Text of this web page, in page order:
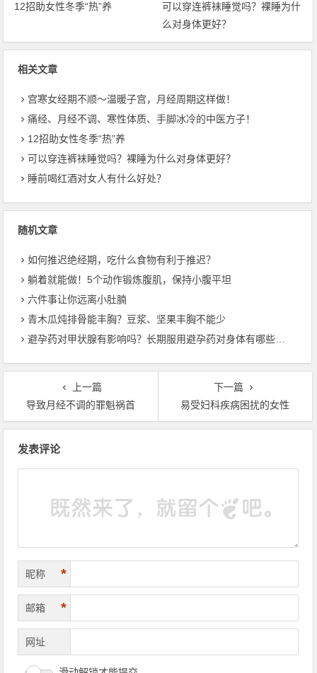
12招助女性冬季“热”养
可以穿连裤袜睡觉吗？裸睡为什
么对身体更好？
相关文章
宫寒女经期不顺～温暖子宫，月经周期这样做！
痛经、月经不调、寒性体质、手脚冰冷的中医方子！
12招助女性冬季“热”养
可以穿连裤袜睡觉吗？裸睡为什么对身体更好？
睡前喝红酒对女人有什么好处？
随机文章
如何推迟绝经期，吃什么食物有利于推迟？
躺着就能做！5个动作锻炼腹肌，保持小腹平坦
六件事让你远离小肚腩
青木瓜炖排骨能丰胸？豆浆、坚果丰胸不能少
避孕药对甲状腺有影响吗？长期服用避孕药对身体有哪些副作用？
上一篇
导致月经不调的罪魁祸首
下一篇
易受妇科疾病困扰的女性
发表评论
昵称 *
邮箱 *
网址